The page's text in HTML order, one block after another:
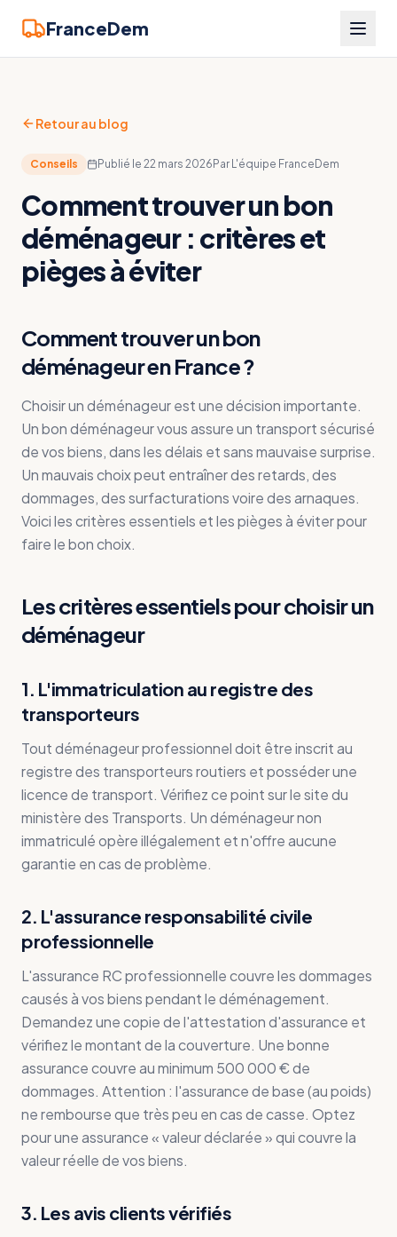
FranceDem
Retour au blog
Conseils Publié le 22 mars 2026 Par L'équipe FranceDem
Comment trouver un bon
déménageur : critères et
pièges à éviter
Comment trouver un bon
déménageur en France ?
Choisir un déménageur est une décision importante.
Un bon déménageur vous assure un transport sécurisé
de vos biens, dans les délais et sans mauvaise surprise.
Un mauvais choix peut entraîner des retards, des
dommages, des surfacturations voire des arnaques.
Voici les critères essentiels et les pièges à éviter pour
faire le bon choix.
Les critères essentiels pour choisir un
déménageur
1. L'immatriculation au registre des
transporteurs
Tout déménageur professionnel doit être inscrit au
registre des transporteurs routiers et posséder une
licence de transport. Vérifiez ce point sur le site du
ministère des Transports. Un déménageur non
immatriculé opère illégalement et n'offre aucune
garantie en cas de problème.
2. L'assurance responsabilité civile
professionnelle
L'assurance RC professionnelle couvre les dommages
causés à vos biens pendant le déménagement.
Demandez une copie de l'attestation d'assurance et
vérifiez le montant de la couverture. Une bonne
assurance couvre au minimum 500 000 € de
dommages. Attention : l'assurance de base (au poids)
ne rembourse que très peu en cas de casse. Optez
pour une assurance « valeur déclarée » qui couvre la
valeur réelle de vos biens.
3. Les avis clients vérifiés